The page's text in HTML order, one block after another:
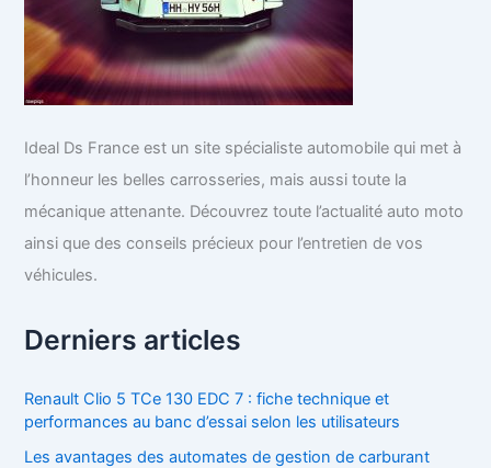
Ideal Ds France est un site spécialiste automobile qui met à
l’honneur les belles carrosseries, mais aussi toute la
mécanique attenante. Découvrez toute l’actualité auto moto
ainsi que des conseils précieux pour l’entretien de vos
véhicules.
Derniers articles
Renault Clio 5 TCe 130 EDC 7 : fiche technique et
performances au banc d’essai selon les utilisateurs
Les avantages des automates de gestion de carburant